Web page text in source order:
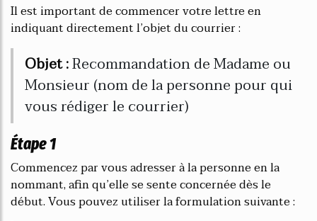
Il est important de commencer votre lettre en
indiquant directement l’objet du courrier :
Objet :Recommandation de Madame ou
Monsieur (nom de la personne pour qui
vous rédiger le courrier)
Étape 1
Commencez par vous adresser à la personne en la
nommant, afin qu’elle se sente concernée dès le
début. Vous pouvez utiliser la formulation suivante :